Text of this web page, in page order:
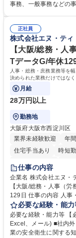
メンバーの業務サポー
想定です。 募集職種 未経験歓迎【経理/みなとみらい】プライム上場/残業
ほぼなし/年休123日
事務、一般事務などの事務経験 【本ポジションについ
当し、3～5年をかけて
テップアップできます
未満のため、無理なく
歴・資格 学歴：大学院
簿記検定1級 日商簿記
正社員
株式会社エヌ・テ
【大阪/総務・人
TデータG/年休
人事・総務・庶務業務等を
決められた業務だけではな
て柔軟に対応いただくこと
月給
28万円以上
勤務地
大阪府大阪市西淀川区
業界未経験歓迎
年
住宅手当あり
時短
完全週休2日制
仕事の内容
企業名 株式会社エヌ・テ
【大阪/総務・人事（
129日 仕事の内容 人事・総務・庶務業務等を幅広くお任せします。本社コ
ーポレート部門と連携
場を支えるバックオフ
とを期待します。 【詳細】■入退社手続き、社員情報管理■入社時オリエ
ンテーションの実施■勤
必要な経験・能力
必要な経験・能力等 【
Excel、メール) ■社内
業の安全衛生に関する知識